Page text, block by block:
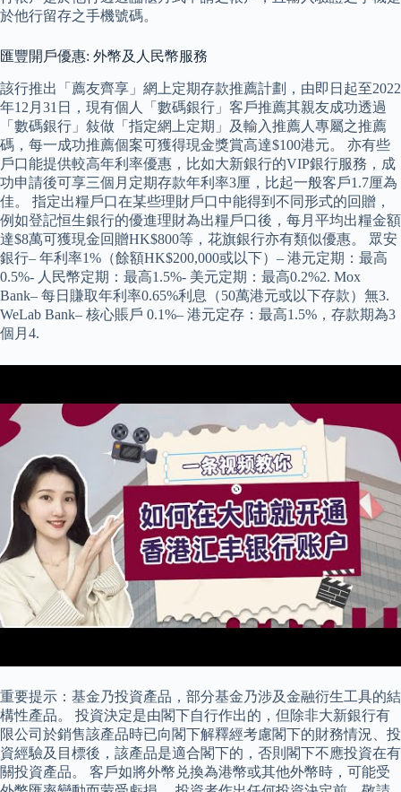
於他行留存之手機號碼。
匯豐開戶優惠: 外幣及人民幣服務
該行推出「薦友齊享」網上定期存款推薦計劃，由即日起至2022
年12月31日，現有個人「數碼銀行」客戶推薦其親友成功透過
「數碼銀行」敍做「指定網上定期」及輸入推薦人專屬之推薦
碼，每一成功推薦個案可獲得現金獎賞高達$100港元。 亦有些
戶口能提供較高年利率優惠，比如大新銀行的VIP銀行服務，成
功申請後可享三個月定期存款年利率3厘，比起一般客戶1.7厘為
佳。 指定出糧戶口在某些理財戶口中能得到不同形式的回贈，
例如登記恒生銀行的優進理財為出糧戶口後，每月平均出糧金額
達$8萬可獲現金回贈HK$800等，花旗銀行亦有類似優惠。 眾安
銀行– 年利率1%（餘額HK$200,000或以下）– 港元定期：最高
0.5%- 人民幣定期：最高1.5%- 美元定期：最高0.2%2. Mox
Bank– 每日賺取年利率0.65%利息（50萬港元或以下存款）無3.
WeLab Bank– 核心賬戶 0.1%– 港元定存：最高1.5%，存款期為3
個月4.
重要提示：基金乃投資產品，部分基金乃涉及金融衍生工具的結
構性產品。 投資決定是由閣下自行作出的，但除非大新銀行有
限公司於銷售該產品時已向閣下解釋經考慮閣下的財務情況、投
資經驗及目標後，該產品是適合閣下的，否則閣下不應投資在有
關投資產品。 客戶如將外幣兑換為港幣或其他外幣時，可能受